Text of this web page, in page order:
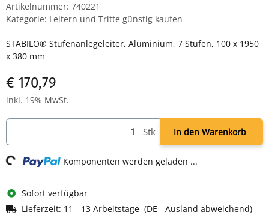
Artikelnummer: 740221
Kategorie: Leitern und Tritte günstig kaufen
STABILO® Stufenanlegeleiter, Aluminium, 7 Stufen, 100 x 1950
x 380 mm
€ 170,79
inkl. 19% MwSt.
Stk In den Warenkorb
Komponenten werden geladen ...
Sofort verfügbar
Lieferzeit: 11 - 13 Arbeitstage (DE - Ausland abweichend)